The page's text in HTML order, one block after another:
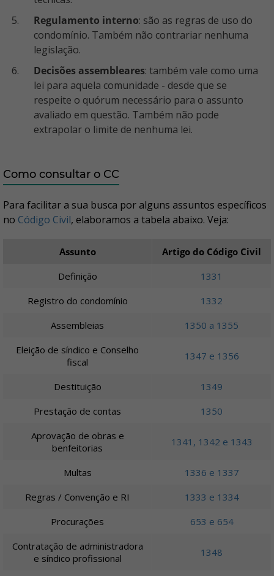
Regulamento interno: são as regras de uso do
condomínio. Também não contrariar nenhuma
legislação.
Decisões assembleares: também vale como uma
lei para aquela comunidade - desde que se
respeite o quórum necessário para o assunto
avaliado em questão. Também não pode
extrapolar o limite de nenhuma lei.
Como consultar o CC
Para facilitar a sua busca por alguns assuntos específicos
no Código Civil, elaboramos a tabela abaixo. Veja:
Assunto
Artigo do Código Civil
Definição
1331
Registro do condomínio
1332
Assembleias
1350 a 1355
Eleição de síndico e Conselho
fiscal
1347 e 1356
Destituição
1349
Prestação de contas
1350
Aprovação de obras e
benfeitorias
1341, 1342 e 1343
Multas
1336 e 1337
Regras / Convenção e RI
1333 e 1334
Procurações
653 e 654
Contratação de administradora
e síndico profissional
1348